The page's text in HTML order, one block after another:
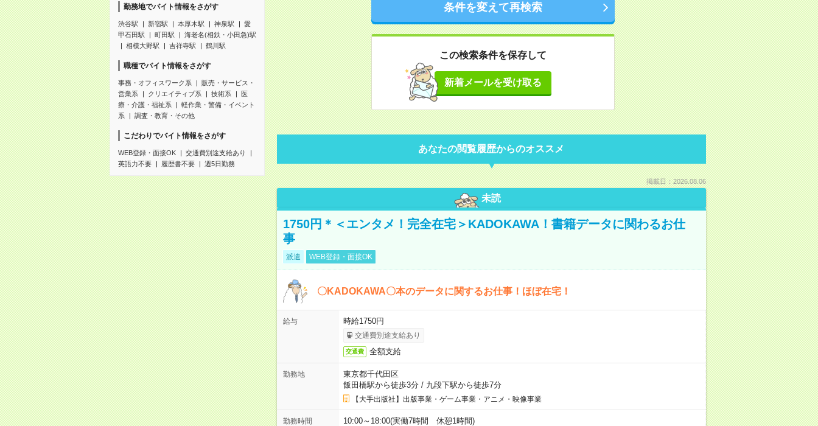
勤務地でバイト情報をさがす
渋谷駅 新宿駅 本厚木駅 神泉駅
愛
甲石田駅
町田駅
海老名(相鉄・小田急)駅
相模大野駅
吉祥寺駅 鶴川駅
職種でバイト情報をさがす
事務・オフィスワーク系
販売・サービス・
営業系
クリエイティブ系 技術系
医
療・介護・福祉系
軽作業・警備・イベント
系
調査・教育・その他
こだわりでバイト情報をさがす
WEB登録・面接OK
交通費別途支給あり
英語力不要
履歴書不要 週5日勤務
条件を変えて再検索
この検索条件を保存して
新着メールを受け取る
あなたの閲覧履歴からのオススメ
掲載日：2026.08.06
未読
1750円＊＜エンタメ！完全在宅＞KADOKAWA！書籍データに関わるお仕
事
派遣 WEB登録・面接OK
〇KADOKAWA〇本のデータに関するお仕事！ほぼ在宅！
給与 時給1750円
交通費別途支給あり
交通費 全額支給
勤務地
東京都千代田区
飯田橋駅から徒歩3分/ 九段下駅から徒歩7分
【大手出版社】出版事業・ゲーム事業・アニメ・映像事業
勤務時間 10:00～18:00(実働7時間 休憩1時間)